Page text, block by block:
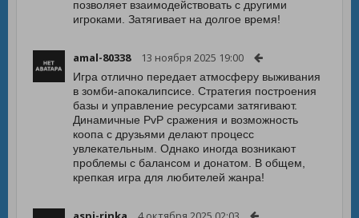
позволяет взаимодействовать с другими
игроками. Затягивает на долгое время!
amal-80338 13 ноября 2025 19:00
Игра отлично передает атмосферу выживания
в зомби-апокалипсисе. Стратегия построения
базы и управление ресурсами затягивают.
Динамичные PvP сражения и возможность
коопа с друзьями делают процесс
увлекательным. Однако иногда возникают
проблемы с балансом и донатом. В общем,
крепкая игра для любителей жанра!